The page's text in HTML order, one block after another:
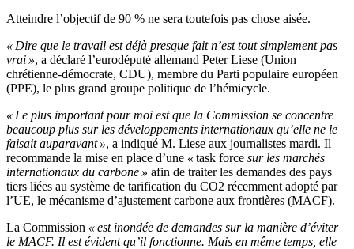
Atteindre l’objectif de 90 % ne sera toutefois pas chose aisée.
« Dire que le travail est déjà presque fait n’est tout simplement pas
vrai », a déclaré l’eurodéputé allemand Peter Liese (Union
chrétienne-démocrate, CDU), membre du Parti populaire européen
(PPE), le plus grand groupe politique de l’hémicycle.
« Le plus important pour moi est que la Commission se concentre
beaucoup plus sur les développements internationaux qu’elle ne le
faisait auparavant », a indiqué M. Liese aux journalistes mardi. Il
recommande la mise en place d’une «task force sur les marchés
internationaux du carbone » afin de traiter les demandes des pays
tiers liées au système de tarification du CO2 récemment adopté par
l’UE, le mécanisme d’ajustement carbone aux frontières (MACF).
La Commission « est inondée de demandes sur la manière d’éviter
le MACF. Il est évident qu’il fonctionne. Mais en même temps, elle